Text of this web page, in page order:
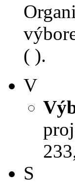
( ).
V
S